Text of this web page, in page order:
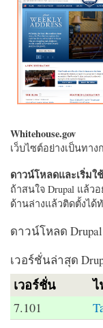
Whitehouse.gov
เว็บไซต์อย่างเป็นทา
ดาวน์โหลดและเริ่มใ
ถ้าสนใจ Drupal แล้ว
ด้านล่างแล้วติดตั้งได้
ดาวน์โหลด
เวอร์ชั่นล่าสุด
เวอร์ชั่น
7.101